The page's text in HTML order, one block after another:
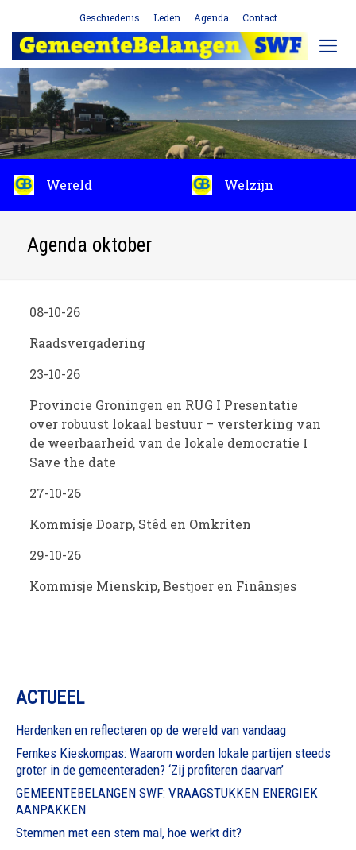
Geschiedenis Leden Agenda Contact
Wereld Welzijn
Agenda oktober
08-10-26
Raadsvergadering
23-10-26
Provincie Groningen en RUG I Presentatie
over robuust lokaal bestuur – versterking van
de weerbaarheid van de lokale democratie I
Save the date
27-10-26
Kommisje Doarp, Stêd en Omkriten
29-10-26
Kommisje Mienskip, Bestjoer en Finânsjes
ACTUEEL
Herdenken en reflecteren op de wereld van vandaag
Femkes Kieskompas: Waarom worden lokale partijen steeds
groter in de gemeenteraden? ‘Zij profiteren daarvan’
GEMEENTEBELANGEN SWF: VRAAGSTUKKEN ENERGIEK
AANPAKKEN
Stemmen met een stem mal, hoe werkt dit?